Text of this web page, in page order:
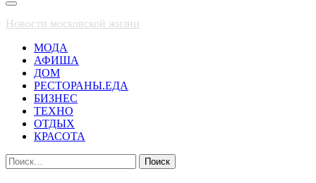
Основное
меню
Новости московской жизни
МОДА
АФИША
ДОМ
РЕСТОРАНЫ.ЕДА
БИЗНЕС
ТЕХНО
ОТДЫХ
КРАСОТА
Найти: